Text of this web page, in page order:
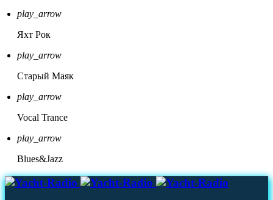
play_arrow
Яхт Рок
play_arrow
Старый Маяк
play_arrow
Vocal Trance
play_arrow
Blues&Jazz